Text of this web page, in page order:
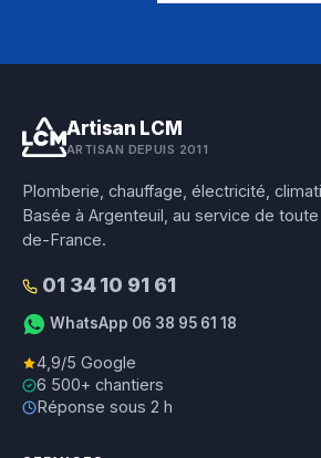
Artisan LCM
ARTISAN DEPUIS 2011
Plomberie, chauffage, électricité,
Basée à Argenteuil, au service de toute
de-France.
01 34 10 91 61
WhatsApp 06 38 95 61 18
4,9/5 Google
6 500+ chantiers
Réponse sous 2 h